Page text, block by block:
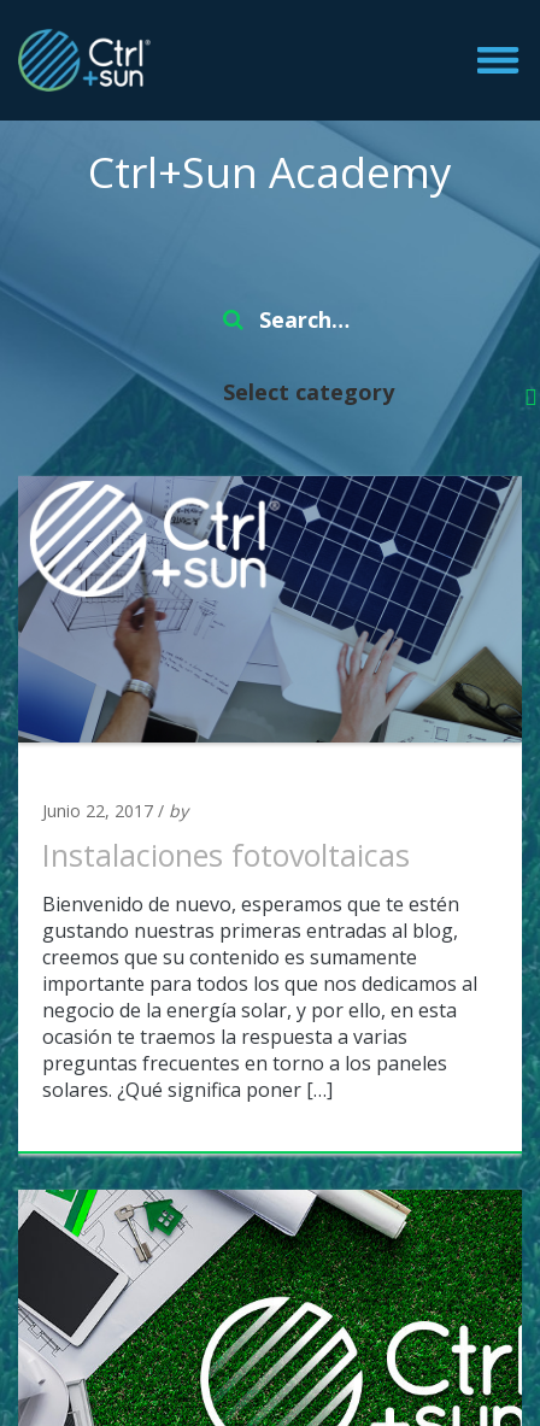
Ctrl+Sun Academy
Junio 22, 2017 / by
Instalaciones fotovoltaicas
Bienvenido de nuevo, esperamos que te estén
gustando nuestras primeras entradas al blog,
creemos que su contenido es sumamente
importante para todos los que nos dedicamos al
negocio de la energía solar, y por ello, en esta
ocasión te traemos la respuesta a varias
preguntas frecuentes en torno a los paneles
solares. ¿Qué significa poner […]